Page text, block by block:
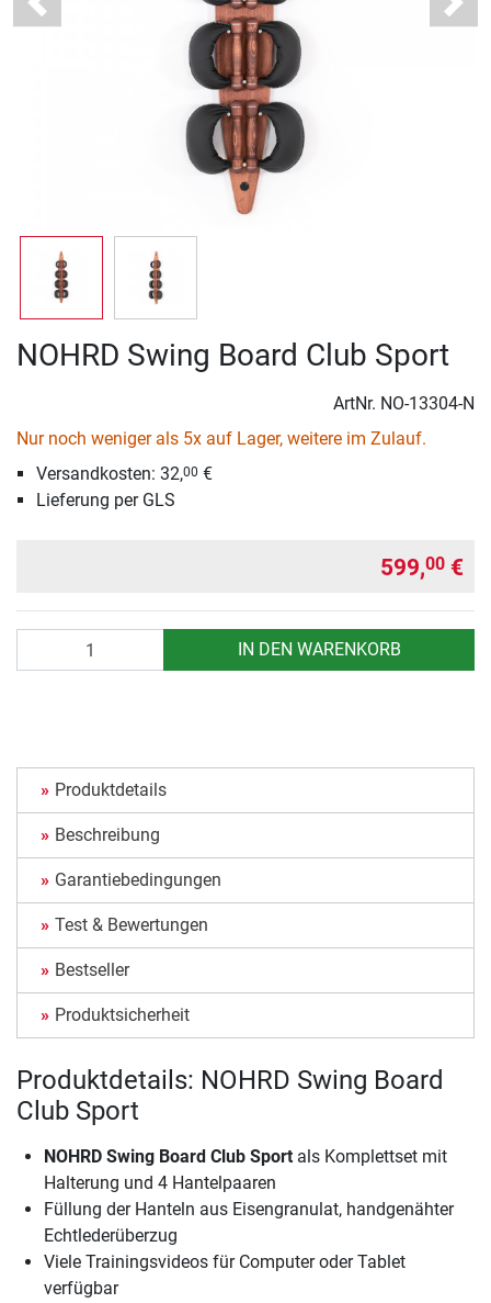
Previous Next
NOHRD Swing Board Club Sport
ArtNr. NO-13304-N
Nur noch weniger als 5x auf Lager, weitere im Zulauf.
Versandkosten: 32,00 €
Lieferung per GLS
599,00 €
IN DEN WARENKORB
Produktdetails
Beschreibung
Garantiebedingungen
Test & Bewertungen
Bestseller
Produktsicherheit
Produktdetails: NOHRD Swing Board
Club Sport
NOHRD Swing Board Club Sport als Komplettset mit
Halterung und 4 Hantelpaaren
Füllung der Hanteln aus Eisengranulat, handgenähter
Echtlederüberzug
Viele Trainingsvideos für Computer oder Tablet
verfügbar